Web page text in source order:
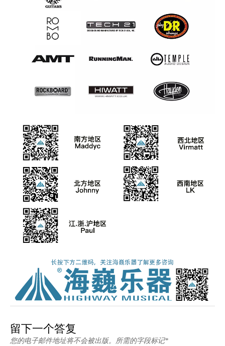
留下一个答复
您的电子邮件地址将不会被出版。所需的字段标记*